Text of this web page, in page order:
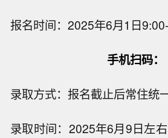
报名时间：2025年6月1日
手机扫码：
录取方式：报名截止后常住统
录取时间：2025年6月9日左